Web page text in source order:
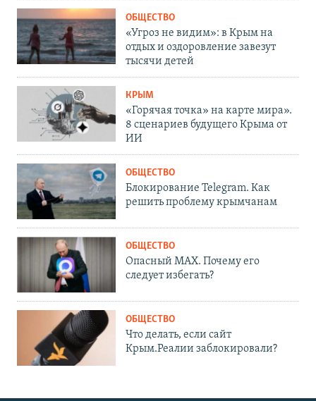
ОБЩЕСТВО
«Угроз не видим»: в Крым на
отдых и оздоровление завезут
тысячи детей
КРЫМ
«Горячая точка» на карте мира».
8 сценариев будущего Крыма от
ИИ
ОБЩЕСТВО
Блокирование Telegram. Как
решить проблему крымчанам
ОБЩЕСТВО
Опасный MAX. Почему его
следует избегать?
ОБЩЕСТВО
Что делать, если сайт
Крым.Реалии заблокировали?